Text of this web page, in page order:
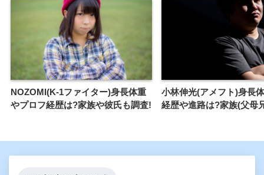
NOZOMI(K-1ファイター)身長体重
やプロフ経歴は?家族や彼氏も調査!
小林伸光(アメフト)身長
経歴や進路は?家族(父母